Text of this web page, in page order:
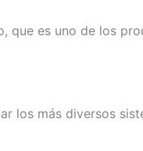
es uno de los
los más diversos